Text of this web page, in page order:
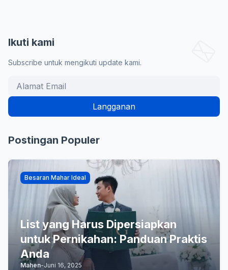
Ikuti kami
Subscribe untuk mengikuti update kami.
Postingan Populer
Besaran Mahar Ideal
List yang Harus Dipersiapkan
untuk Pernikahan: Panduan Praktis
Anda
Mahen-Juni 16, 2025